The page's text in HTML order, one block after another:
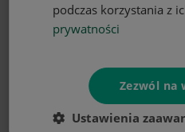
podczas korzystania z
prywatności
Zezwól na
Ustawienia